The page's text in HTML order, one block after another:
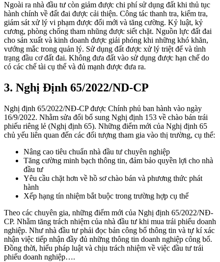
Ngoài ra nhà đầu tư còn giảm được chi phí sử dụng đất khi thủ tục
hành chính về đất đai được cải thiện. Công tác thanh tra, kiểm tra,
giám sát xử lý vi phạm được đổi mới và tăng cường. Kỷ luật, kỷ
cương, phòng chống tham nhũng được siết chặt. Nguồn lực đất đai
cho sản xuất và kinh doanh được giải phóng khi những khó khăn,
vướng mắc trong quản lý. Sử dụng đất được xử lý triệt để và tình
trạng đầu cơ đất đai. Không đưa đất vào sử dụng được hạn chế do
có các chế tài cụ thể và đủ mạnh được đưa ra.
3. Nghị Định 65/2022/ND-CP
Nghị định 65/2022/NĐ-CP được Chính phủ ban hành vào ngày
16/9/2022. Nhằm sửa đổi bổ sung Nghị định 153 về chào bán trái
phiếu riêng lẻ (Nghị định 65). Những điểm mới của Nghị định 65
chủ yếu liên quan đến các đối tượng tham gia vào thị trường, cụ thể:
Nâng cao tiêu chuẩn nhà đầu tư chuyên nghiệp
Tăng cường minh bạch thông tin, đảm bảo quyền lợi cho nhà
đầu tư
Yêu cầu chặt hơn về hồ sơ chào bán và phương thức phát
hành
Xếp hạng tín nhiệm bắt buộc trong trường hợp cụ thể
Theo các chuyên gia, những điểm mới của Nghị định 65/2022/NĐ-
CP. Nhằm tăng trách nhiệm của nhà đầu tư khi mua trái phiếu doanh
nghiệp. Như nhà đầu tư phải đọc bản công bố thông tin và tự kí xác
nhận việc tiếp nhận đầy đủ những thông tin doanh nghiệp công bố.
Đồng thời, hiểu pháp luật và chịu trách nhiệm về việc đầu tư trái
phiếu doanh nghiệp….